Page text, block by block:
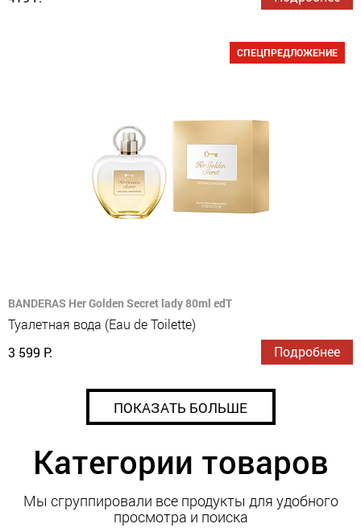
СПЕЦПРЕДЛОЖЕНИЕ
BANDERAS Her Golden Secret lady 80ml edT
Туалетная вода (Eau de Toilette)
3 599 Р.
Подробнее
ПОКАЗАТЬ БОЛЬШЕ
Категории товаров
Мы сгруппировали все продукты для удобного
просмотра и поиска